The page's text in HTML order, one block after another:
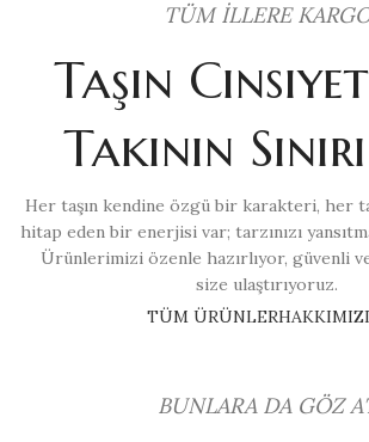
TÜM İLLERE
Taşın
Takının
Her taşın kendine özgü bir karakteri, her
hitap eden bir enerjisi var; tarzınızı
Ürünlerimizi özenle hazırlıyor, güvenli
size ulaştırıyoruz.
TÜM ÜRÜNLER
BUNLARA DA GÖZ